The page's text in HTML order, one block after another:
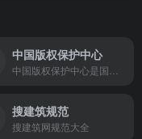
中国版权保护中心
搜建筑规范
搜建筑网规范大全